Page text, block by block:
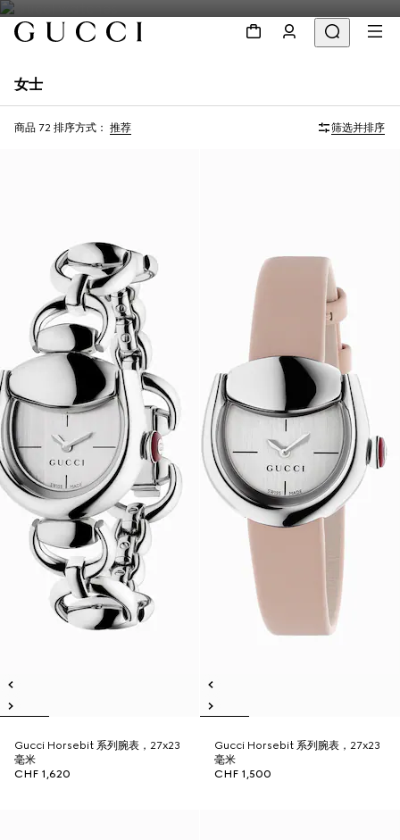
女士
商品 72 排序方式： 推荐 筛选并排序
Gucci Horsebit 系列腕表，27x23
毫米
CHF 1,620
Gucci Horsebit 系列腕表，27x23
毫米
CHF 1,500